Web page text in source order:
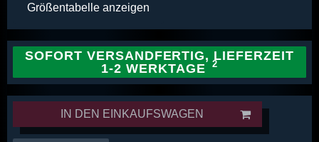
Größentabelle anzeigen
SOFORT VERSANDFERTIG, LIEFERZEIT
1-2 WERKTAGE
IN DEN EINKAUFSWAGEN